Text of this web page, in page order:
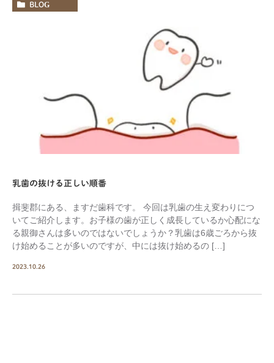
BLOG
乳歯の抜ける正しい順番
揖斐郡にある、ますだ歯科です。 今回は乳歯の生え変わりにつ
いてご紹介します。お子様の歯が正しく成長しているか心配にな
る親御さんは多いのではないでしょうか？乳歯は6歳ごろから抜
け始めることが多いのですが、中には抜け始めるの […]
2023.10.26